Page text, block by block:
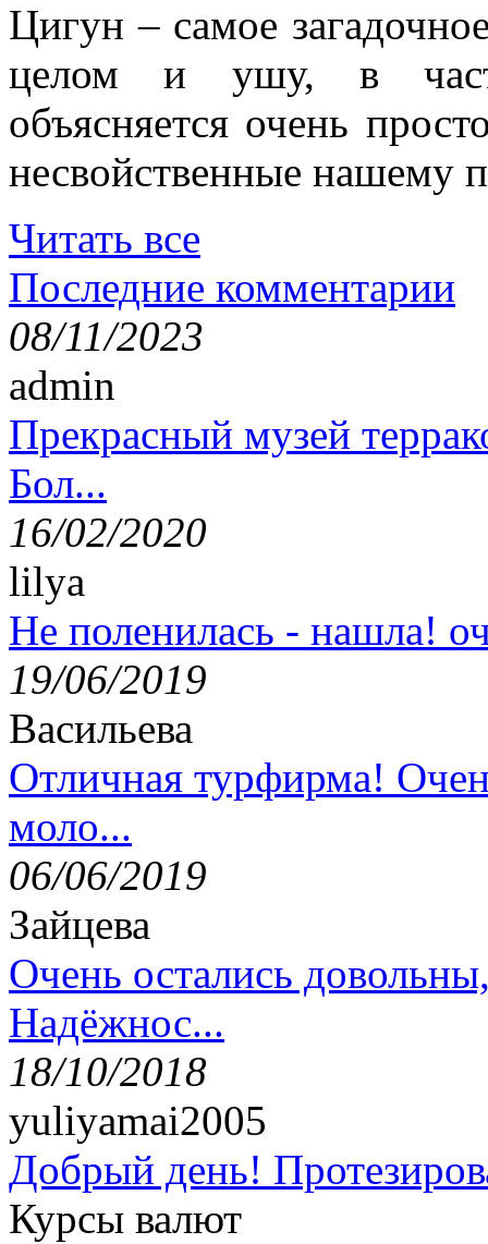
Цигун – самое
целом и ушу, в
объясняется очень
несвойственные нашему
Читать все
Последние комментарии
08/11/2023
admin
Прекрасный музей
Бол...
16/02/2020
lilya
Не поленилась - нашла!
19/06/2019
Васильева
Отличная турфирма!
моло...
06/06/2019
Зайцева
Очень остались
Надёжнос...
18/10/2018
yuliyamai2005
Добрый день!
Курсы валют